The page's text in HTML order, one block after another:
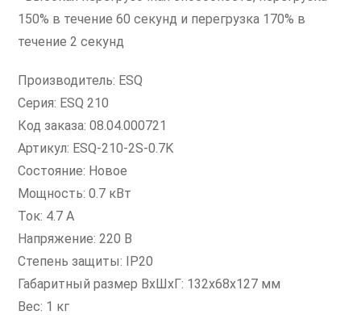
150% в течение 60 секунд и перегрузка 170% в
течение 2 секунд
Производитель: ESQ
Серия: ESQ 210
Код заказа: 08.04.000721
Артикул: ESQ-210-2S-0.7K
Состояние: Новое
Мощность: 0.7 кВт
Ток: 4.7 А
Напряжение: 220 В
Степень защиты: IP20
Габаритный размер ВxШхГ: 132x68x127 мм
Вес: 1 кг